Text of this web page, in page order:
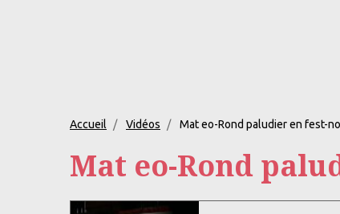
Accueil Vidéos Mat eo-Rond paludier en fest-
Mat eo-Rond